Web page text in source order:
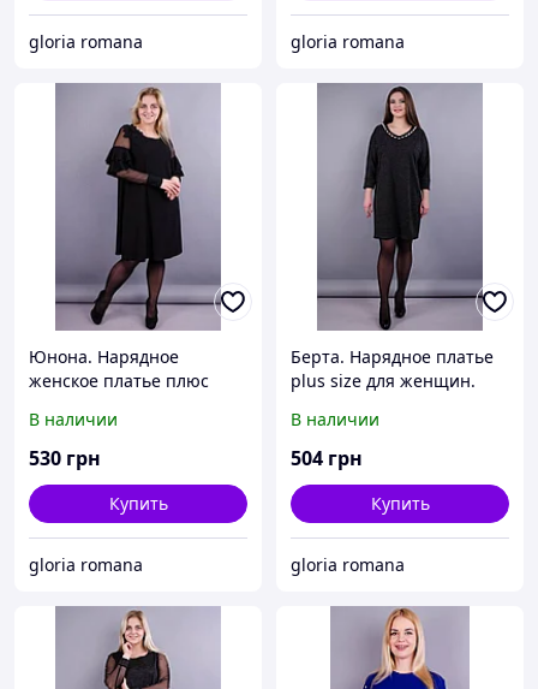
gloria romana gloria romana
Юнона. Нарядное
женское платье плюс
В наличии
530 грн
Купить
gloria romana
Берта. Нарядное платье
plus size для женщин.
В наличии
504 грн
Купить
gloria romana